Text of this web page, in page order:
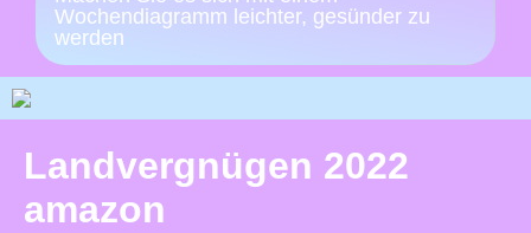
Wochendiagramm leichter, gesünder zu
werden
Landvergnügen 2022
amazon